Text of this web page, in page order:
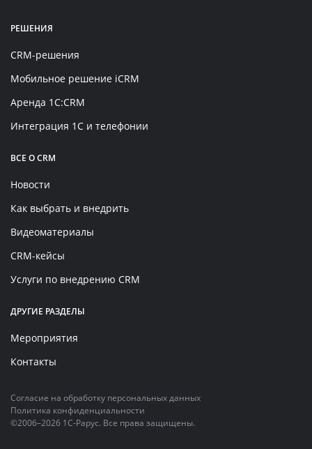
РЕШЕНИЯ
CRM-решения
Мобильное решение iCRM
Аренда 1C:CRM
Интеграция 1С и телефонии
ВСЕ О CRM
Новости
Как выбрать и внедрить
Видеоматериалы
CRM-кейсы
Услуги по внедрению CRM
ДРУГИЕ РАЗДЕЛЫ
Мероприятия
Контакты
©2006–2026 1С-Рарус. Все права защищены.
Политика конфиденциальности
Согласие на обработку персональных данных